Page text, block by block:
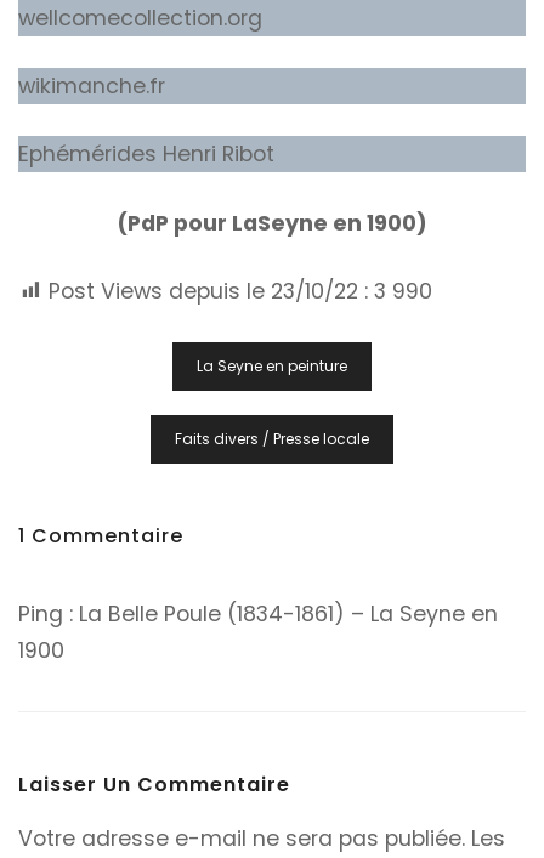
wellcomecollection.org
wikimanche.fr
Ephémérides Henri Ribot
(PdP pour LaSeyne en 1900)
Post Views depuis le 23/10/22 : 3 990
La Seyne en peinture
Faits divers / Presse locale
1 Commentaire
Ping : La Belle Poule (1834-1861) – La Seyne en
1900
Laisser Un Commentaire
Votre adresse e-mail ne sera pas publiée. Les